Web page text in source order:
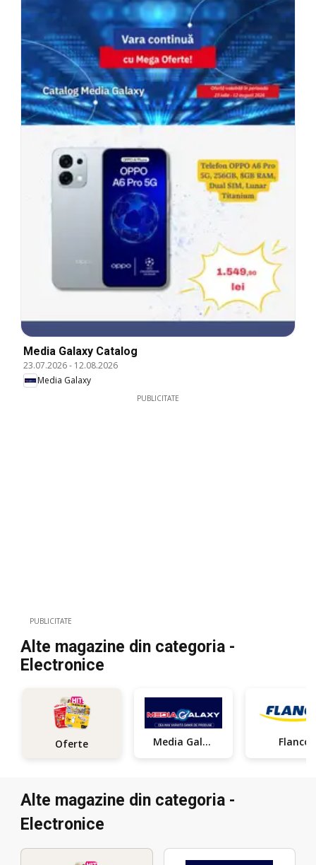
Media Galaxy Catalog
23.07.2026- 12.08.2026
Media Galaxy
PUBLICITATE
PUBLICITATE
Alte magazine din categoria -
Electronice
Oferte Media Galaxy Flanco
Alte magazine din categoria -
Electronice